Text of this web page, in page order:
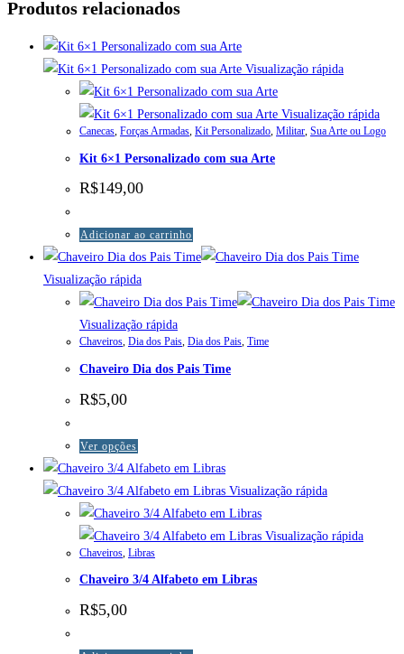
Produtos relacionados
Visualização rápida
Visualização rápida
Canecas, Forças Armadas, Kit Personalizado, Militar, Sua Arte ou Logo
Kit 6×1 Personalizado com sua Arte
R$149,00
Adicionar ao carrinho
Visualização rápida
Visualização rápida
Chaveiros, Dia dos Pais, Dia dos Pais, Time
Chaveiro Dia dos Pais Time
R$5,00
Ver opções
produto
tem
várias
variantes.
As
opções
escolhidas
Visualização rápida
Visualização rápida
Chaveiros Libras
Chaveiro 3/4 Alfabeto em Libras
R$5,00